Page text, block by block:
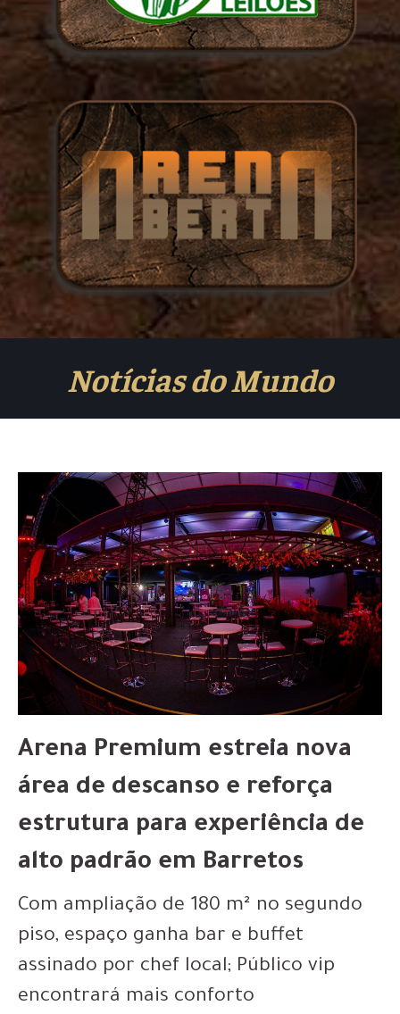
Notícias do Mundo
Arena Premium estreia nova
área de descanso e reforça
estrutura para experiência de
alto padrão em Barretos
Com ampliação de 180 m² no segundo
piso, espaço ganha bar e buffet
assinado por chef local; Público vip
encontrará mais conforto